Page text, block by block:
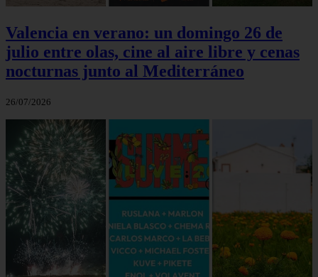
Valencia en verano: un domingo 26 de
julio entre olas, cine al aire libre y cenas
nocturnas junto al Mediterráneo
26/07/2026